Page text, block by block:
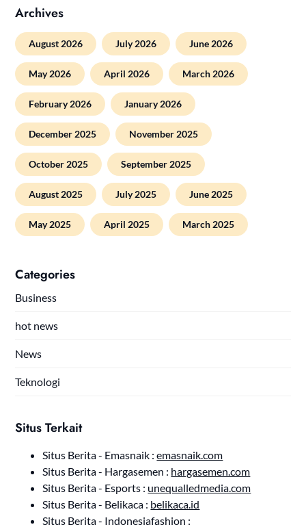
Archives
August 2026 July 2026 June 2026
May 2026 April 2026 March 2026
February 2026 January 2026
December 2025 November 2025
October 2025 September 2025
August 2025 July 2025 June 2025
May 2025 April 2025 March 2025
Categories
Business
hot news
News
Teknologi
Situs Terkait
Situs Berita - Emasnaik :emasnaik.com
Situs Berita - Hargasemen : hargasemen.com
Situs Berita - Esports : unequalledmedia.com
Situs Berita - Belikaca : belikaca.id
Situs Berita - Indonesiafashion :